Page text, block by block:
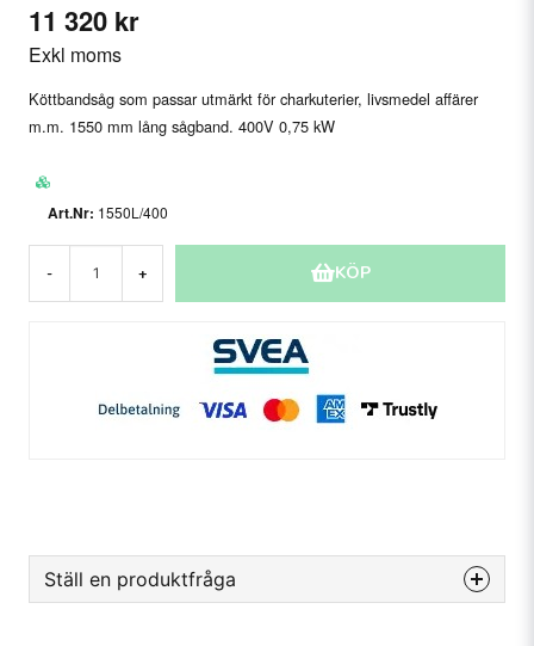
11 320 kr
Exkl moms
Köttbandsåg som passar utmärkt för charkuterier, livsmedel affärer
m.m. 1550 mm lång sågband. 400V 0,75 kW
1550L/400
- + KÖP
Ställ en produktfråga